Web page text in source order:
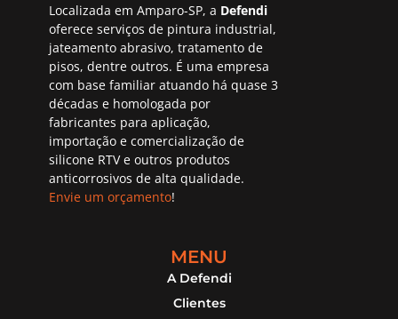
Localizada em Amparo-SP, a Defendi
oferece serviços de pintura industrial,
jateamento abrasivo, tratamento de
pisos, dentre outros. É uma empresa
com base familiar atuando há quase 3
décadas e homologada por
fabricantes para aplicação,
importação e comercialização de
silicone RTV e outros produtos
anticorrosivos de alta qualidade.
Envie um orçamento!
MENU
A Defendi
Clientes